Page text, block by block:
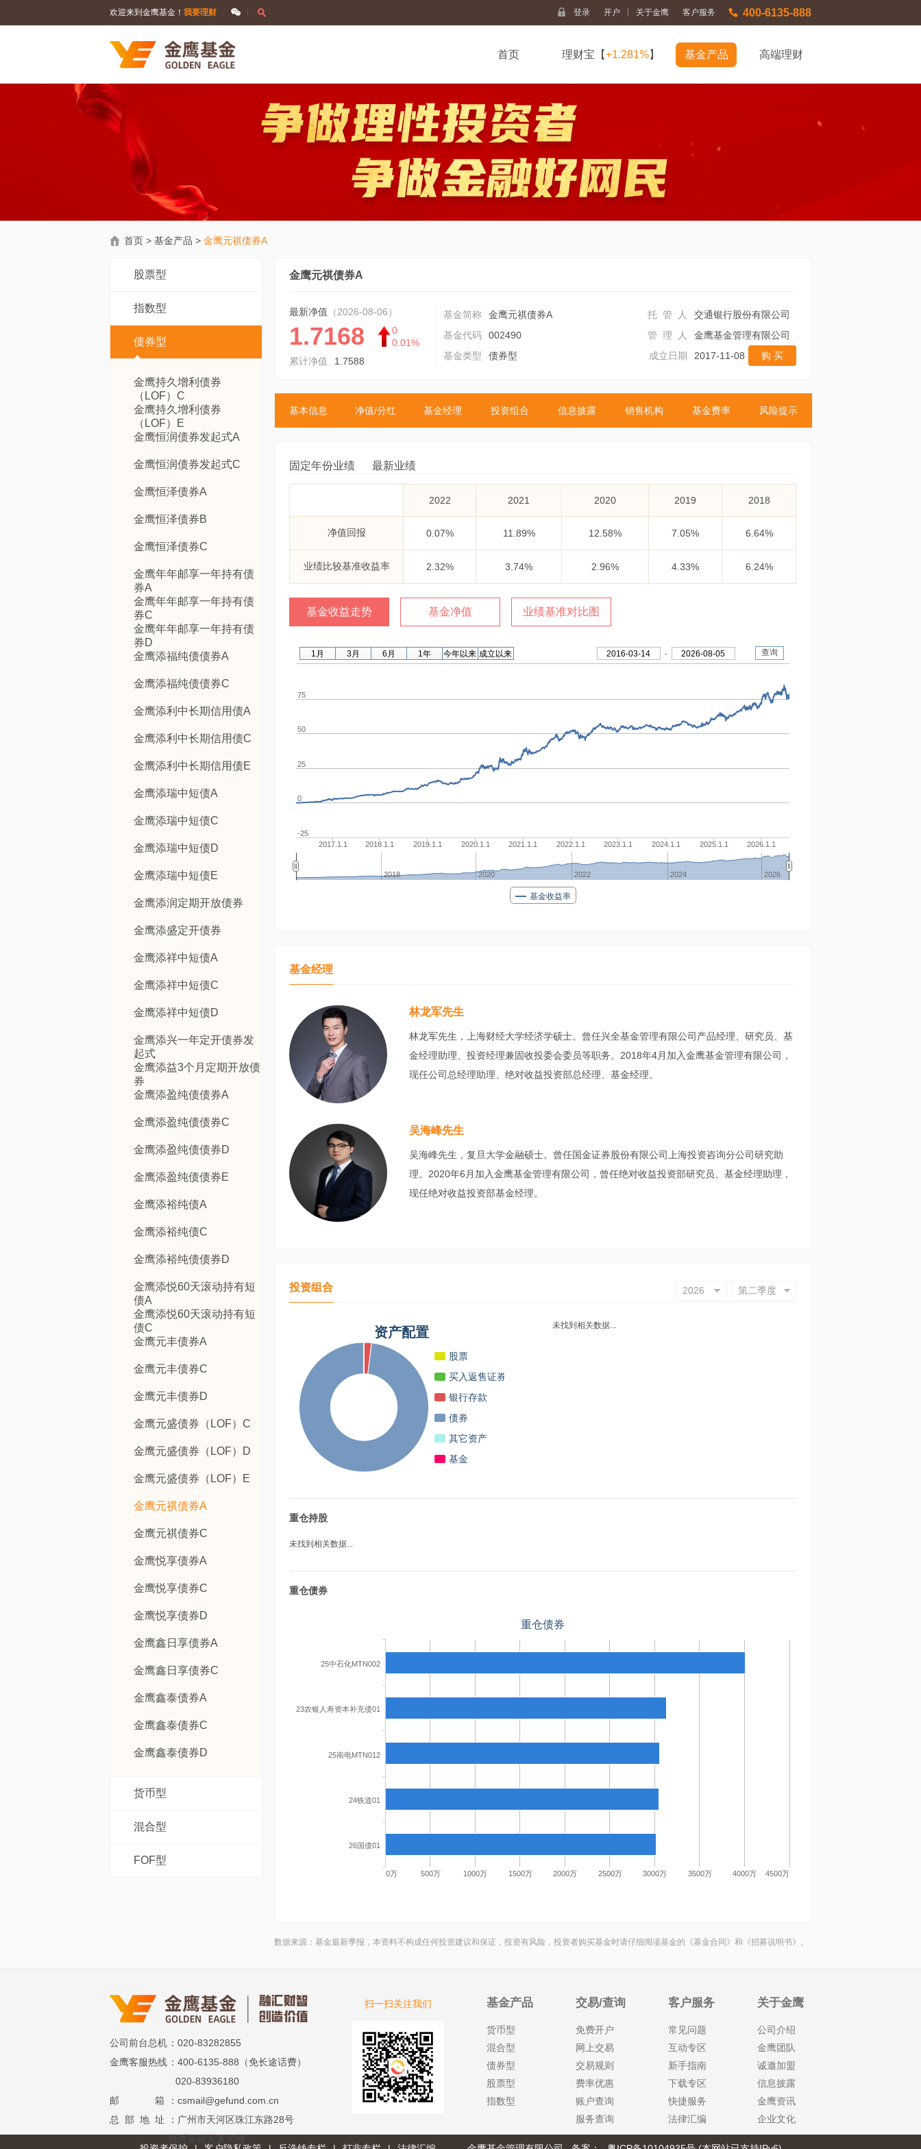
欢迎来到金鹰基金！ 我要理财 登录 开户 关于金鹰 客户服务 400-6135-888
首页 理财宝【+1.281%】 基金产品 高端理财
首页 > 基金产品 > 金鹰元祺债券A
股票型
指数型
债券型
金鹰持久增利债券
（LOF）C
金鹰持久增利债券
（LOF）E
金鹰恒润债券发起式A
金鹰恒润债券发起式C
金鹰恒泽债券A
金鹰恒泽债券B
金鹰恒泽债券C
金鹰年年邮享一年持有债
券A
金鹰年年邮享一年持有债
券C
金鹰年年邮享一年持有债
券D
金鹰添福纯债债券A
金鹰添福纯债债券C
金鹰添利中长期信用债A
金鹰添利中长期信用债C
金鹰添利中长期信用债E
金鹰添瑞中短债A
金鹰添瑞中短债C
金鹰添瑞中短债D
金鹰添瑞中短债E
金鹰添润定期开放债券
金鹰添盛定开债券
金鹰添祥中短债A
金鹰添祥中短债C
金鹰添祥中短债D
金鹰添兴一年定开债券发
起式
金鹰添益3个月定期开放债
券
金鹰添盈纯债债券A
金鹰添盈纯债债券C
金鹰添盈纯债债券D
金鹰添盈纯债债券E
金鹰添裕纯债A
金鹰添裕纯债C
金鹰添裕纯债债券D
金鹰添悦60天滚动持有短
债A
金鹰添悦60天滚动持有短
债C
金鹰元丰债券A
金鹰元丰债券C
金鹰元丰债券D
金鹰元盛债券（LOF）C
金鹰元盛债券（LOF）D
金鹰元盛债券（LOF）E
金鹰元祺债券A
金鹰元祺债券C
金鹰悦享债券A
金鹰悦享债券C
金鹰悦享债券D
金鹰鑫日享债券A
金鹰鑫日享债券C
金鹰鑫泰债券A
金鹰鑫泰债券C
金鹰鑫泰债券D
货币型
混合型
FOF型
金鹰元祺债券A
最新净值 （2026-08-06）
1.7168
0
0.01%
累计净值
1.7588
基金简称
金鹰元祺债券A
基金代码
002490
基金类型
债券型
托 管 人
交通银行股份有限公司
管 理 人
金鹰基金管理有限公司
成立日期
2017-11-08 购 买
基本信息 净值/分红 基金经理 投资组合 信息披露 销售机构 基金费率 风险提示
固定年份业绩 最新业绩
2022 2021 2020 2019 2018
净值回报 0.07% 11.89% 12.58% 7.05% 6.64%
业绩比较基准收益率 2.32% 3.74% 2.96% 4.33% 6.24%
基金收益走势 基金净值 业绩基准对比图
查询
2016-03-14 - 2026-08-05
基金收益率
2017.1.1 2018.1.1 2019.1.1 2020.1.1 2021.1.1 2022.1.1 2023.1.1 2024.1.1 2025.1.1 2026.1.1
0
-25
25
50
75
2018 2020 2022 2024 2026
1月 3月 6月 1年 今年以来 成立以来
基金经理
林龙军先生
林龙军先生，上海财经大学经济学硕士。曾任兴全基金管理有限公司产品经理、研究员、基
金经理助理、投资经理兼固收投委会委员等职务。2018年4月加入金鹰基金管理有限公司，
现任公司总经理助理、绝对收益投资部总经理、基金经理。
吴海峰先生
吴海峰先生，复旦大学金融硕士。曾任国金证券股份有限公司上海投资咨询分公司研究助
理。2020年6月加入金鹰基金管理有限公司，曾任绝对收益投资部研究员、基金经理助理，
现任绝对收益投资部基金经理。
2026 第二季度
投资组合
资产配置
股票
买入返售证券
银行存款
债券
其它资产
基金
未找到相关数据...
重仓持股
未找到相关数据...
重仓债券
重仓债券
25中石化MTN002
23农银人寿资本补充债01
25南电MTN012
24铁道01
26国债01
0万 500万 1000万 1500万 2000万 2500万 3000万 3500万 4000万 4500万
数据来源：基金最新季报，本资料不构成任何投资建议和保证，投资有风险，投资者购买基金时请仔细阅读基金的《基金合同》和《招募说明书》。
公司前台总机 ：020-83282855
金鹰客服热线 ：400-6135-888（免长途话费）
020-83936180
邮 箱
：csmail@gefund.com.cn
总 部 地 址
：广州市天河区珠江东路28号
越秀金融大厦30楼
扫一扫关注我们 基金产品
货币型
混合型
债券型
股票型
指数型
交易/查询
免费开户
网上交易
交易规则
费率优惠
账户查询
服务查询
客户服务
常见问题
互动专区
新手指南
下载专区
快捷服务
法律汇编
关于金鹰
公司介绍
金鹰团队
诚邀加盟
信息披露
金鹰资讯
企业文化